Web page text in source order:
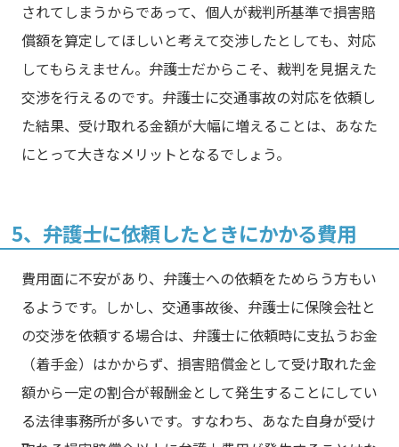
されてしまうからであって、個人が裁判所基準で損害賠
償額を算定してほしいと考えて交渉したとしても、対応
してもらえません。弁護士だからこそ、裁判を見据えた
交渉を行えるのです。弁護士に交通事故の対応を依頼し
た結果、受け取れる金額が大幅に増えることは、あなた
にとって大きなメリットとなるでしょう。
5、弁護士に依頼したときにかかる費用
費用面に不安があり、弁護士への依頼をためらう方もい
るようです。しかし、交通事故後、弁護士に保険会社と
の交渉を依頼する場合は、弁護士に依頼時に支払うお金
（着手金）はかからず、損害賠償金として受け取れた金
額から一定の割合が報酬金として発生することにしてい
る法律事務所が多いです。すなわち、あなた自身が受け